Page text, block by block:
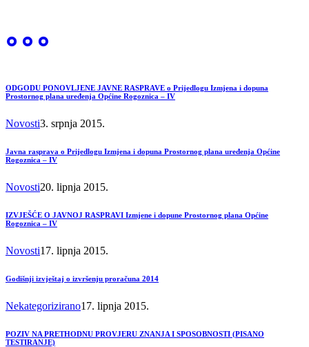
ODGODU PONOVLJENE JAVNE RASPRAVE o Prijedlogu Izmjena i dopuna
Prostornog plana uređenja Općine Rogoznica – IV
Novosti3. srpnja 2015.
Javna rasprava o Prijedlogu Izmjena i dopuna Prostornog plana uređenja Općine
Rogoznica – IV
Novosti20. lipnja 2015.
IZVJEŠĆE O JAVNOJ RASPRAVI Izmjene i dopune Prostornog plana Općine
Rogoznica – IV
Novosti17. lipnja 2015.
Godišnji izvještaj o izvršenju proračuna 2014
Nekategorizirano17. lipnja 2015.
POZIV NA PRETHODNU PROVJERU ZNANJA I SPOSOBNOSTI (PISANO
TESTIRANJE)